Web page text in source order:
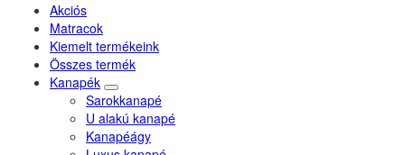
Akciós
Matracok
Kiemelt termékeink
Összes termék
Kanapék
Sarokkanapé
U alakú kanapé
Kanapéágy